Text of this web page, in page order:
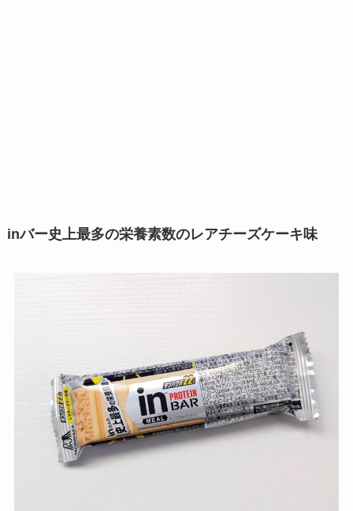
inバー史上最多の栄養素数のレアチーズケーキ味